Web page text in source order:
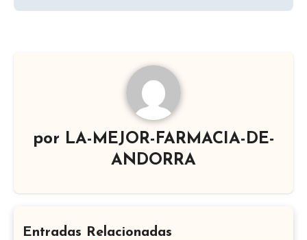
por LA-MEJOR-FARMACIA-DE-
ANDORRA
Entradas Relacionadas